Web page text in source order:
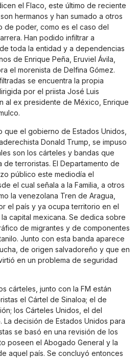
el Flaco, este último de reciente
hermanos y han sumado a otros
de poder, como es el caso del
Han podido infiltrar a
toda la entidad y a dependencias
de Enrique Peña, Eruviel Ávila,
el morenista de Delfina Gómez.
se encuentra la propia
por el priista José Luis
al ex presidente de México, Enrique
que el gobierno de Estados Unidos,
Donald Trump, se impuso
son los cárteles y bandas que
de terroristas. El Departamento de
público este mediodía el
el cual señala a la Familia, a otros
la venezolana Tren de Aragua,
el país y ya ocupa territorio en el
capital mexicana. Se dedica sobre
de migrantes y de componentes
Junto con esta banda aparece
de origen salvadoreño y que en
en un problema de seguridad
cárteles, junto con la FM están
el Cártel de Sinaloa; el de
los Cárteles Unidos, el del
decisión de Estados Unidos para
se basó en una revisión de los
poseen el Abogado General y la
aquel país. Se concluyó entonces